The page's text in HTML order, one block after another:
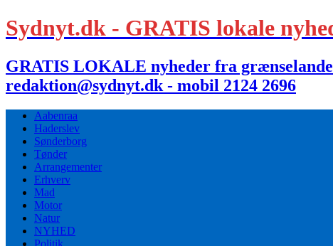
Sydnyt.dk - GRATIS lokale
GRATIS LOKALE nyheder fra
redaktion@sydnyt.dk - mobil 2124 2696
Aabenraa
Haderslev
Sønderborg
Tønder
Arrangementer
Erhverv
Mad
Motor
Natur
NYHED
Politik